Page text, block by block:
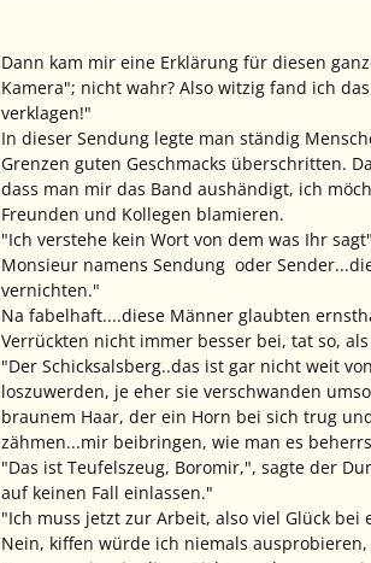
Dann kam mir eine Erklärung für diesen
Kamera"; nicht wahr? Also witzig fand ich
verklagen!"
In dieser Sendung legte man ständig
Grenzen guten Geschmacks überschritten.
dass man mir das Band aushändigt, ich
Freunden und Kollegen blamieren.
"Ich verstehe kein Wort von dem was Ihr
Monsieur namens Sendung oder
vernichten."
Na fabelhaft....diese Männer glaubten
Verrückten nicht immer besser bei, tat so,
"Der Schicksalsberg..das ist gar nicht weit
loszuwerden, je eher sie verschwanden
braunem Haar, der ein Horn bei sich trug
zähmen...mir beibringen, wie man es
"Das ist Teufelszeug, Boromir,", sagte der
auf keinen Fall einlassen."
"Ich muss jetzt zur Arbeit, also viel Glück
Nein, kiffen würde ich niemals